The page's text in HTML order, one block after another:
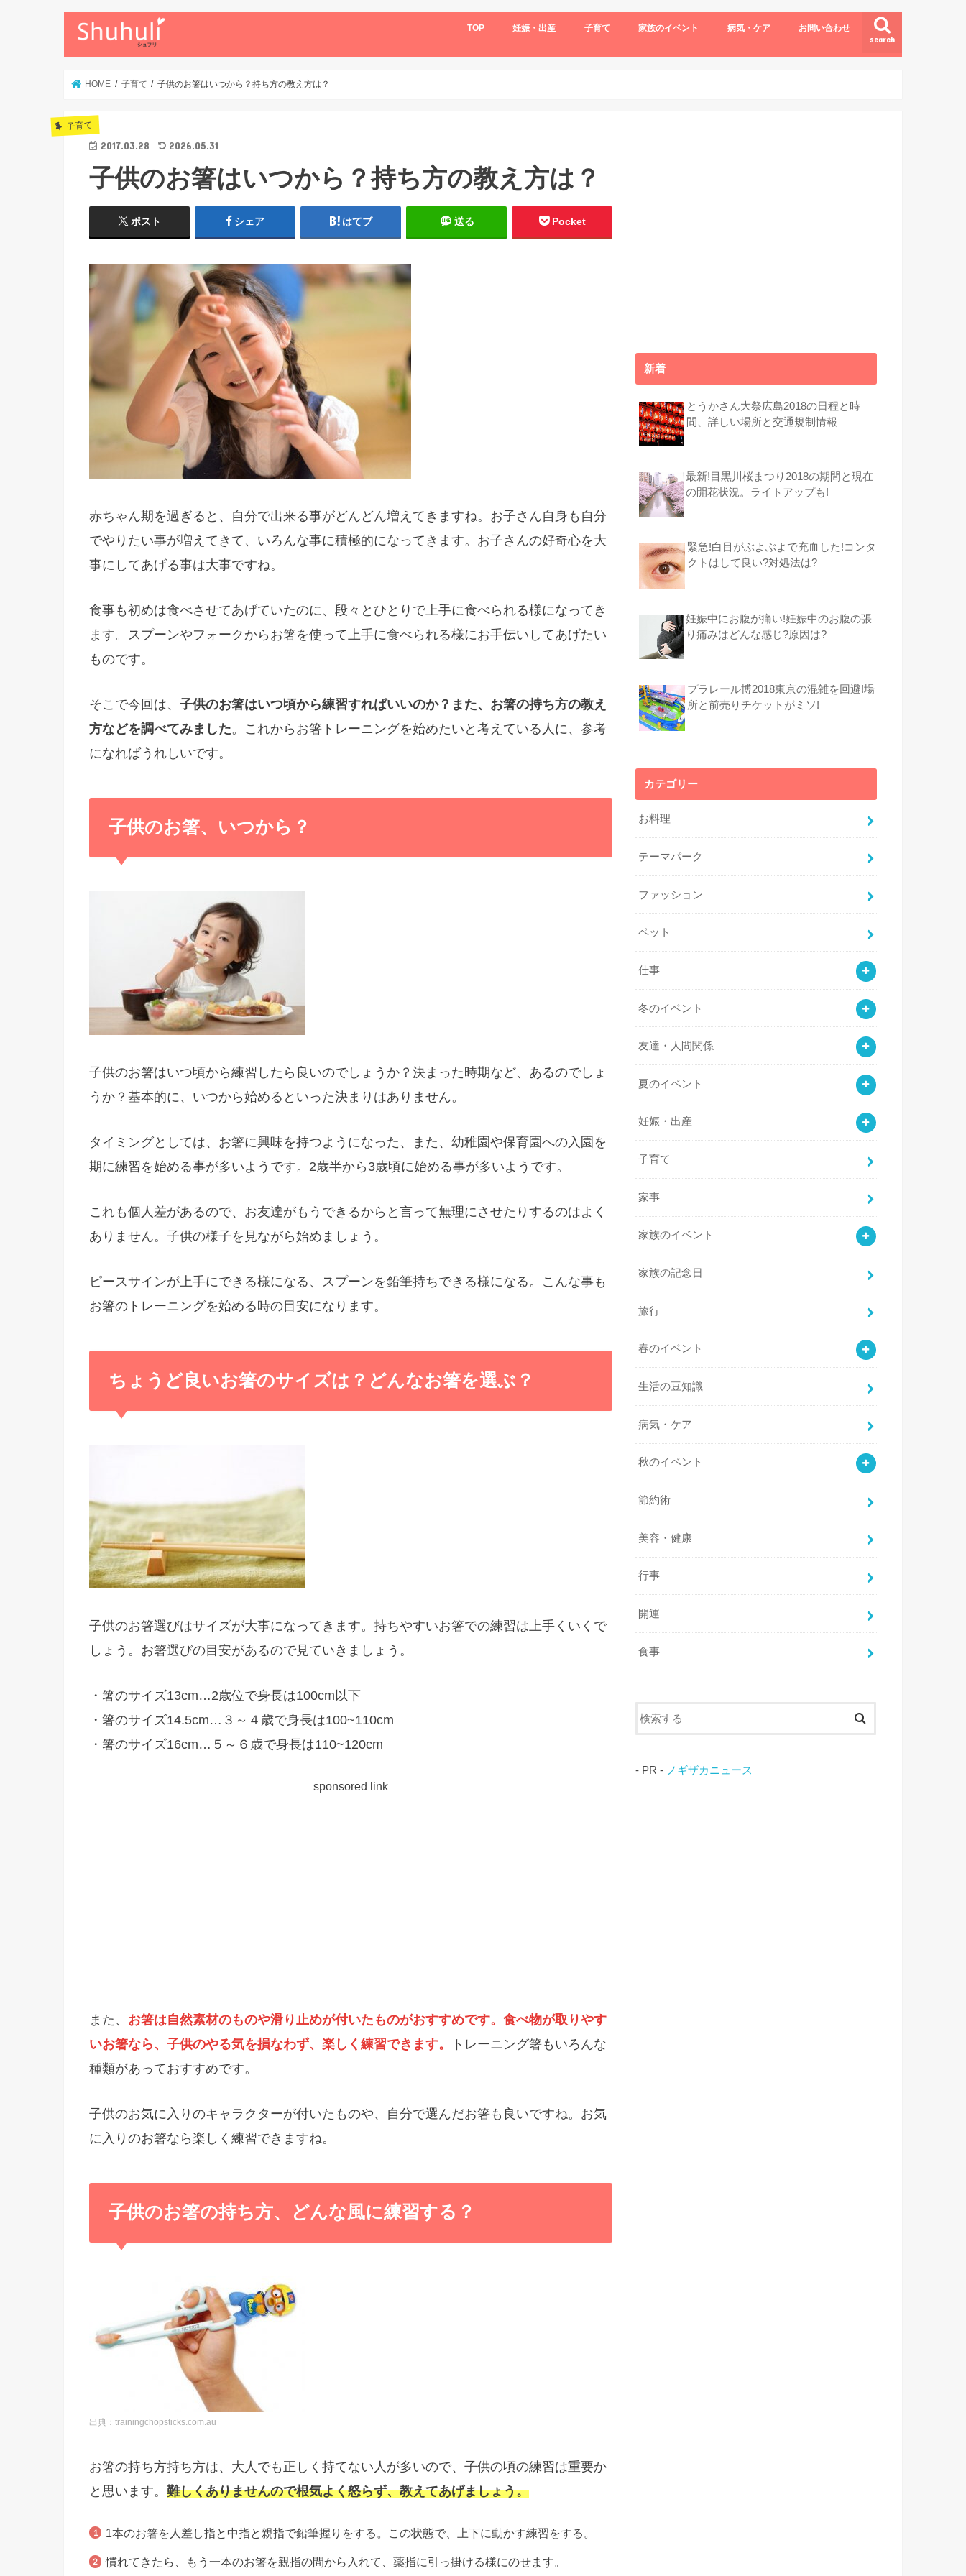
search
TOP 妊娠・出産 子育て 家族のイベント 病気・ケア お問い合わせ
HOME 子育て 子供のお箸はいつから？持ち方の教え方は？
子育て
2017.03.28 2026.05.31
子供のお箸はいつから？持ち方の教え方は？
ポスト シェア はてブ 送る Pocket
赤ちゃん期を過ぎると、自分で出来る事がどんどん増えてきますね。お子さん自身も自分
でやりたい事が増えてきて、いろんな事に積極的になってきます。お子さんの好奇心を大
事にしてあげる事は大事ですね。
食事も初めは食べさせてあげていたのに、段々とひとりで上手に食べられる様になってき
ます。スプーンやフォークからお箸を使って上手に食べられる様にお手伝いしてあげたい
ものです。
そこで今回は、 子供のお箸はいつ頃から練習すればいいのか？また、お箸の持ち方の教え
方などを調べてみました。これからお箸トレーニングを始めたいと考えている人に、参考
になればうれしいです。
子供のお箸、いつから？
子供のお箸はいつ頃から練習したら良いのでしょうか？決まった時期など、あるのでしょ
うか？基本的に、いつから始めるといった決まりはありません。
タイミングとしては、お箸に興味を持つようになった、また、幼稚園や保育園への入園を
期に練習を始める事が多いようです。2歳半から3歳頃に始める事が多いようです。
これも個人差があるので、お友達がもうできるからと言って無理にさせたりするのはよく
ありません。子供の様子を見ながら始めましょう。
ピースサインが上手にできる様になる、スプーンを鉛筆持ちできる様になる。こんな事も
お箸のトレーニングを始める時の目安になります。
ちょうど良いお箸のサイズは？どんなお箸を選ぶ？
子供のお箸選びはサイズが大事になってきます。持ちやすいお箸での練習は上手くいくで
しょう。お箸選びの目安があるので見ていきましょう。
・箸のサイズ13cm…2歳位で身長は100cm以下
・箸のサイズ14.5cm…３～４歳で身長は100~110cm
・箸のサイズ16cm…５～６歳で身長は110~120cm
sponsored link
また、 お箸は自然素材のものや滑り止めが付いたものがおすすめです。食べ物が取りやす
いお箸なら、子供のやる気を損なわず、楽しく練習できます。
トレーニング箸もいろんな
種類があっておすすめです。
子供のお気に入りのキャラクターが付いたものや、自分で選んだお箸も良いですね。お気
に入りのお箸なら楽しく練習できますね。
子供のお箸の持ち方、どんな風に練習する？
出典：trainingchopsticks.com.au
お箸の持ち方持ち方は、大人でも正しく持てない人が多いので、子供の頃の練習は重要か
と思います。 難しくありませんので根気よく怒らず、教えてあげましょう。
1本のお箸を人差し指と中指と親指で鉛筆握りをする。この状態で、上下に動かす練習をする。
慣れてきたら、もう一本のお箸を親指の間から入れて、薬指に引っ掛ける様にのせます。
新着
とうかさん大祭広島2018の日程と時
間、詳しい場所と交通規制情報
最新!目黒川桜まつり2018の期間と現在
の開花状況。ライトアップも!
緊急!白目がぶよぶよで充血した!コンタ
クトはして良い?対処法は?
妊娠中にお腹が痛い!妊娠中のお腹の張
り痛みはどんな感じ?原因は?
プラレール博2018東京の混雑を回避!場
所と前売りチケットがミソ!
カテゴリー
お料理
テーマパーク
ファッション
ペット
仕事
冬のイベント
友達・人間関係
夏のイベント
妊娠・出産
子育て
家事
家族のイベント
家族の記念日
旅行
春のイベント
生活の豆知識
病気・ケア
秋のイベント
節約術
美容・健康
行事
開運
食事
- PR - ノギザカニュース